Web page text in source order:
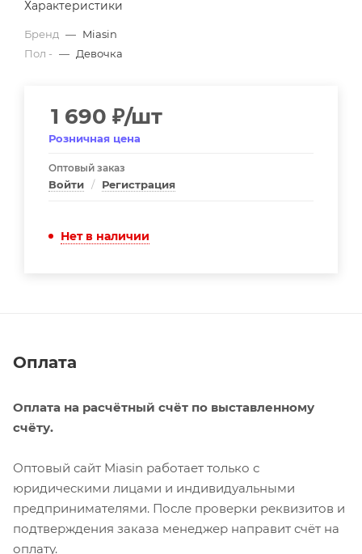
Характеристики
Бренд — Miasin
Пол - — Девочка
1 690 ₽/шт
Розничная цена
Оптовый заказ
Войти / Регистрация
Нет в наличии
Оплата
Оплата на расчётный счёт по выставленному
счёту.
Оптовый сайт Miasin работает только с
юридическими лицами и индивидуальными
предпринимателями. После проверки реквизитов и
подтверждения заказа менеджер направит счёт на
оплату.